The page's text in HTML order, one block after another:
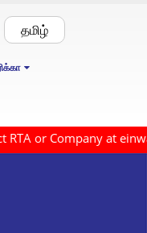
தமிழ்
or Company at